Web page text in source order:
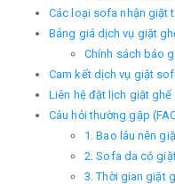
Các loại sofa nhận giặt
Bảng giá dịch vụ giặt
Chính sách báo
Cam kết dịch vụ giặt
Liên hệ đặt lịch giặt
Câu hỏi thường gặp
1. Bao lâu nên
2. Sofa da có
3. Thời gian giặt